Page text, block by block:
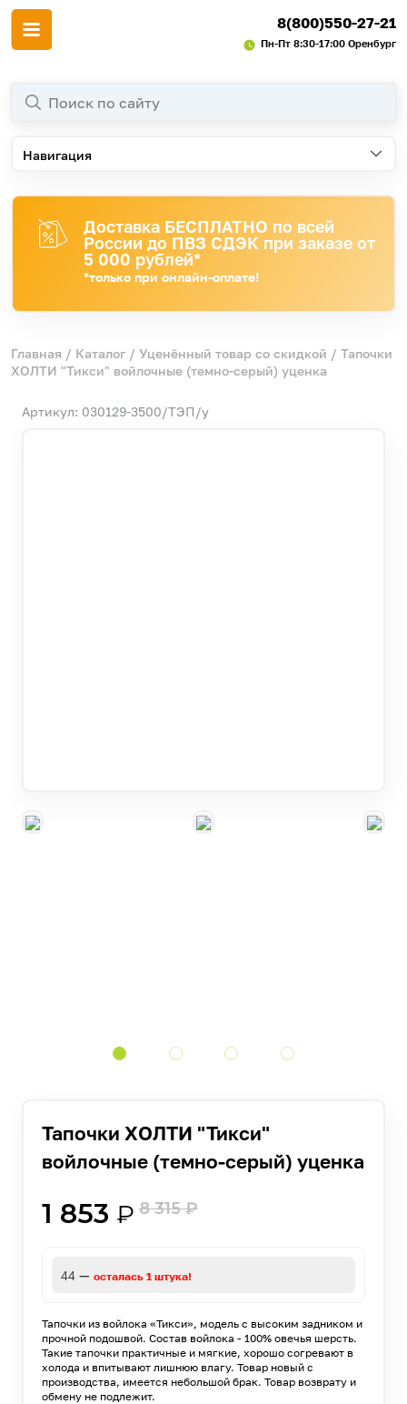
8(800)550-27-21
Пн-Пт 8:30-17:00 Оренбург
Навигация
Доставка БЕСПЛАТНО по всей
России до ПВЗ СДЭК при заказе от
5 000 рублей*
*только при онлайн-оплате!
Главная / Каталог / Уценённый товар со скидкой / Тапочки
ХОЛТИ "Тикси" войлочные (темно-серый) уценка
Артикул: 030129-3500/ТЭП/у
Тапочки ХОЛТИ "Тикси"
войлочные (темно-серый) уценка
1 853 ₽ 8 315₽
44— осталась 1 штука!
Тапочки из войлока «Тикси», модель с высоким задником и
прочной подошвой. Состав войлока - 100% овечья шерсть.
Такие тапочки практичные и мягкие, хорошо согревают в
холода и впитывают лишнюю влагу. Товар новый с
производства, имеется небольшой брак. Товар возврату и
обмену не подлежит.